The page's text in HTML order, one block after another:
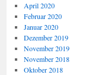
April 2020
Februar 2020
Januar 2020
Dezember 2019
November 2019
November 2018
Oktober 2018